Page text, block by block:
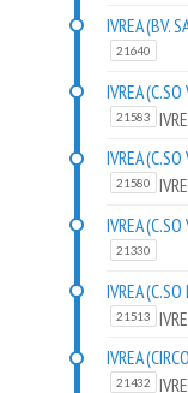
IVREA (BV.
21640
IVREA
21583
IVREA
21580
IVREA
21330
IVREA
21513
IVREA
21432